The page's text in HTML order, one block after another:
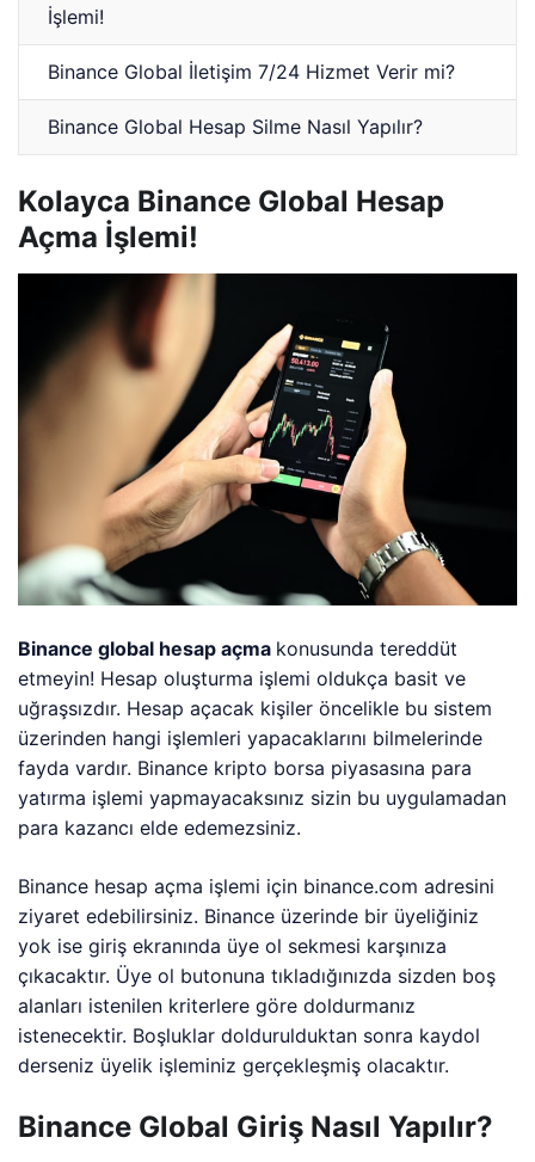
İşlemi!
Binance Global İletişim 7/24 Hizmet Verir mi?
Binance Global Hesap Silme Nasıl Yapılır?
Kolayca Binance Global Hesap
Açma İşlemi!
Binance global hesap açma konusunda tereddüt
etmeyin! Hesap oluşturma işlemi oldukça basit ve
uğraşsızdır. Hesap açacak kişiler öncelikle bu sistem
üzerinden hangi işlemleri yapacaklarını bilmelerinde
fayda vardır. Binance kripto borsa piyasasına para
yatırma işlemi yapmayacaksınız sizin bu uygulamadan
para kazancı elde edemezsiniz.
Binance hesap açma işlemi için binance.com adresini
ziyaret edebilirsiniz. Binance üzerinde bir üyeliğiniz
yok ise giriş ekranında üye ol sekmesi karşınıza
çıkacaktır. Üye ol butonuna tıkladığınızda sizden boş
alanları istenilen kriterlere göre doldurmanız
istenecektir. Boşluklar doldurulduktan sonra kaydol
derseniz üyelik işleminiz gerçekleşmiş olacaktır.
Binance Global Giriş Nasıl Yapılır?